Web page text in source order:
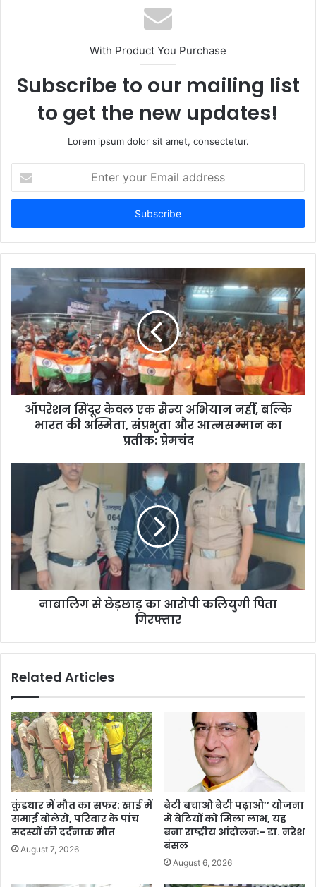
With Product You Purchase
Subscribe to our mailing list
to get the new updates!
Lorem ipsum dolor sit amet, consectetur.
your
Email
ऑपरेशन सिंदूर केवल एक सैन्य अभियान नहीं, बल्कि
भारत की अस्मिता, संप्रभुता और आत्मसम्मान का
प्रतीक: प्रेमचंद
नाबालिग से छेड़छाड़ का आरोपी कलियुगी पिता
गिरफ्तार
Related Articles
कुंडधार में मौत का सफर: खाई में
समाई बोलेरो, परिवार के पांच
सदस्यों की दर्दनाक मौत
August 7, 2026
बेटी बचाओ बेटी पढ़ाओ’’ योजना
मे बेटियों को मिला लाभ, यह
बना राष्ट्रीय आंदोलनः- डा. नरेश
बंसल
August 6, 2026